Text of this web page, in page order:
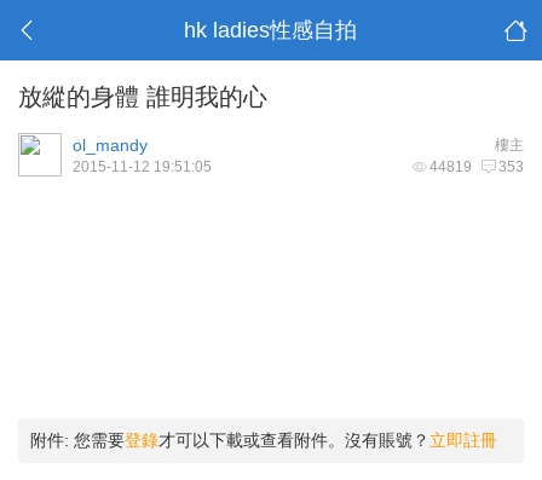
hk ladies性感自拍
放縱的身體 誰明我的心
樓主
ol_mandy
44819 353
2015-11-12 19:51:05
附件: 您需要登錄才可以下載或查看附件。沒有賬號？ 立即註冊